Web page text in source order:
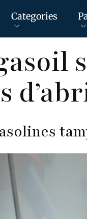
Categories